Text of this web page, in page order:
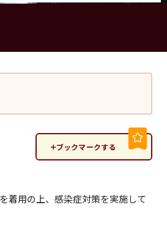
ブックマークする
着用の上、感染症対策を実施して